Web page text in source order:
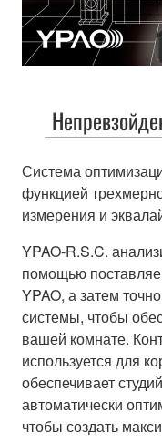
Система
функцией
измерения и
YPAO-R.S.C.
помощью
YPAO, а затем
системы, чтобы
вашей комнате.
используется для
обеспечивает
автоматически
чтобы создать